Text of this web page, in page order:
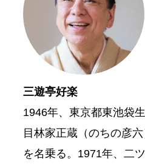
三遊亭好楽
1946年、東京都東池袋
目林家正蔵（のちの彦
を名乗る。1971年、二